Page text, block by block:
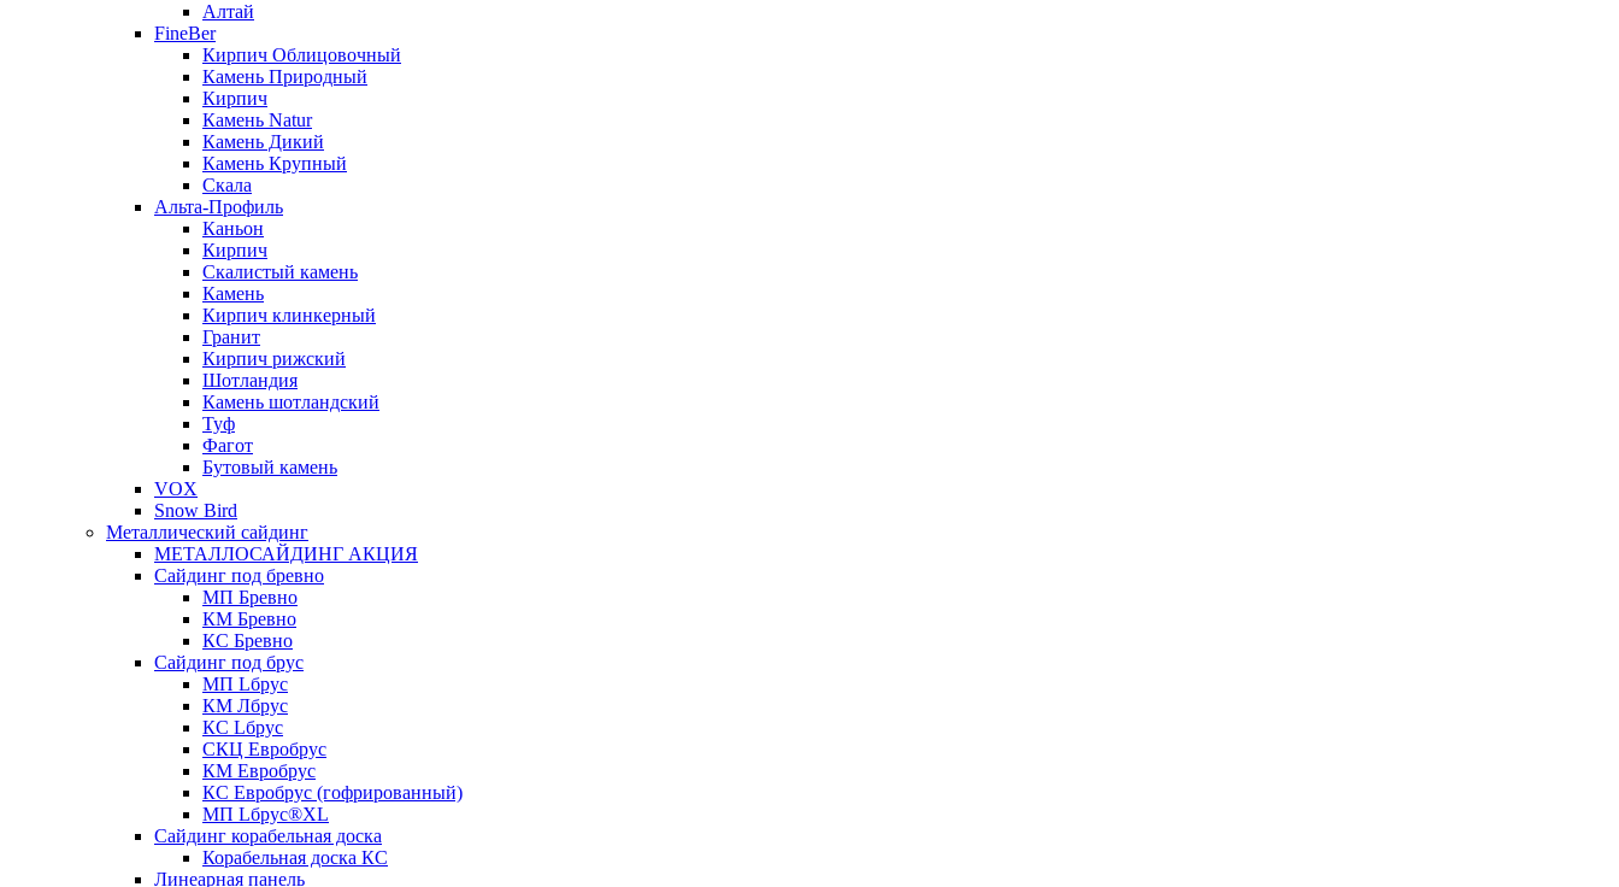
Алтай
FineBer
Кирпич Облицовочный
Камень Природный
Кирпич
Камень Natur
Камень Дикий
Камень Крупный
Скала
Альта-Профиль
Каньон
Кирпич
Скалистый камень
Камень
Кирпич клинкерный
Гранит
Кирпич рижский
Шотландия
Камень шотландский
Туф
Фагот
Бутовый камень
VOX
Snow Bird
Металлический сайдинг
МЕТАЛЛОСАЙДИНГ АКЦИЯ
Сайдинг под бревно
МП Бревно
КМ Бревно
КС Бревно
Сайдинг под брус
МП Lбрус
КМ Лбрус
КС Lбрус
СКЦ Евробрус
КМ Евробрус
КС Евробрус (гофрированный)
МП Lбрус®XL
Сайдинг корабельная доска
Корабельная доска КС
Линеарная панель